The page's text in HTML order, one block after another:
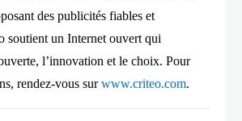
des publicités fiables et
soutient un Internet ouvert qui
l’innovation et le choix. Pour
rendez-vous surwww.criteo.com.